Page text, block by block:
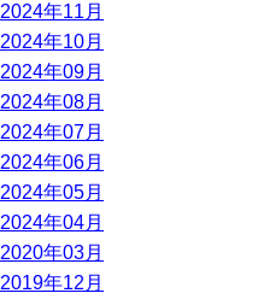
2024年11月
2024年10月
2024年09月
2024年08月
2024年07月
2024年06月
2024年05月
2024年04月
2020年03月
2019年12月